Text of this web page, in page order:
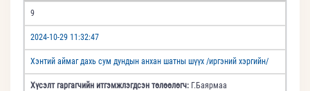
9
2024-10-29 11:32:47
Хэнтий аймаг дахь сум дундын анхан шатны шүүх /иргэний хэргийн/
Хүсэлт гаргагчийн итгэмжлэгдсэн төлөөлөгч: Г.Баярмаа